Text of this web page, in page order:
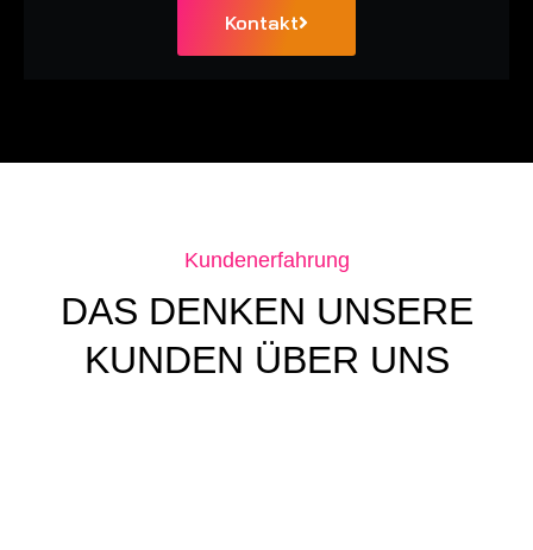
Kontakt
Kundenerfahrung
DAS DENKEN UNSERE
KUNDEN ÜBER UNS